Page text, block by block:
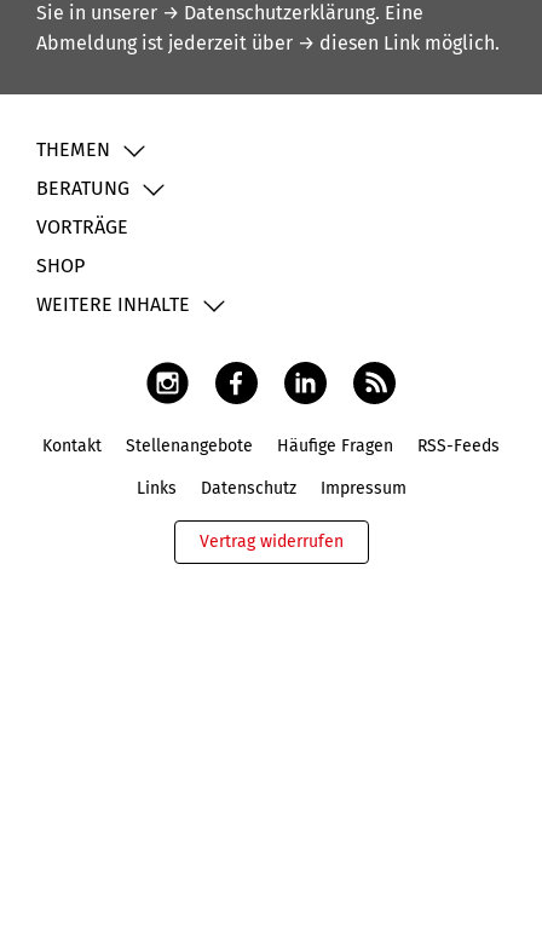
Sie in unserer → Datenschutzerklärung. Eine
Abmeldung ist jederzeit über → diesen Link möglich.
THEMEN
BERATUNG
VORTRÄGE
SHOP
WEITERE INHALTE
Kontakt Stellenangebote Häufige Fragen RSS-Feeds
Links Datenschutz Impressum
Vertrag widerrufen